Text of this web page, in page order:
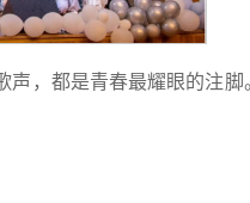
声，都是青春最耀眼的注脚